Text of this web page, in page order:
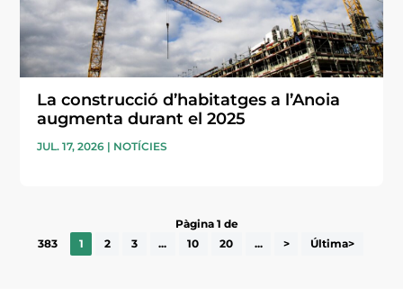
La construcció d’habitatges a l’Anoia
augmenta durant el 2025
JUL. 17, 2026 | NOTÍCIES
Pàgina 1 de
383
1 2 3 ... 10 20 ... > Última>